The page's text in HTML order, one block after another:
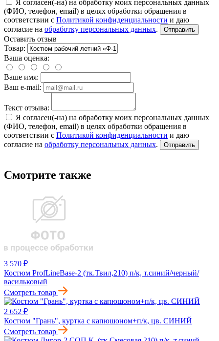
Я согласен(-на) на обработку моих персональных данных
(ФИО, телефон, email) в целях обработки обращения в
соответствии с Политикой конфиденциальности и даю
согласие на обработку персональных данных. Отправить
Оставить отзыв
Товар:
Ваша оценка:
Ваше имя:
Ваш e-mail:
Текст отзыва:
Я согласен(-на) на обработку моих персональных данных
(ФИО, телефон, email) в целях обработки обращения в
соответствии с Политикой конфиденциальности и даю
согласие на обработку персональных данных. Отправить
Смотрите также
3 570 ₽
Костюм ProfLineBase-2 (тк.Твил,210) п/к, т.синий/черный/
васильковый
Смотреть товар
2 652 ₽
Костюм "Грань", куртка с капюшоном+п/к, цв. СИНИЙ
Смотреть товар